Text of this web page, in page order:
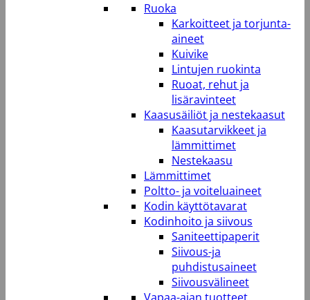
Ruoka
Karkoitteet ja torjunta-
aineet
Kuivike
Lintujen ruokinta
Ruoat, rehut ja
lisäravinteet
Kaasusäiliöt ja nestekaasut
Kaasutarvikkeet ja
lämmittimet
Nestekaasu
Lämmittimet
Poltto- ja voiteluaineet
Kodin käyttötavarat
Kodinhoito ja siivous
Saniteettipaperit
Siivous-ja
puhdistusaineet
Siivousvälineet